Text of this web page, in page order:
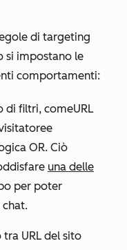
di targeting
si impostano le
comportamenti:
di filtri, comeURL
e
OR. Ciò
una delle
per poter
chat.
tra URL del sito